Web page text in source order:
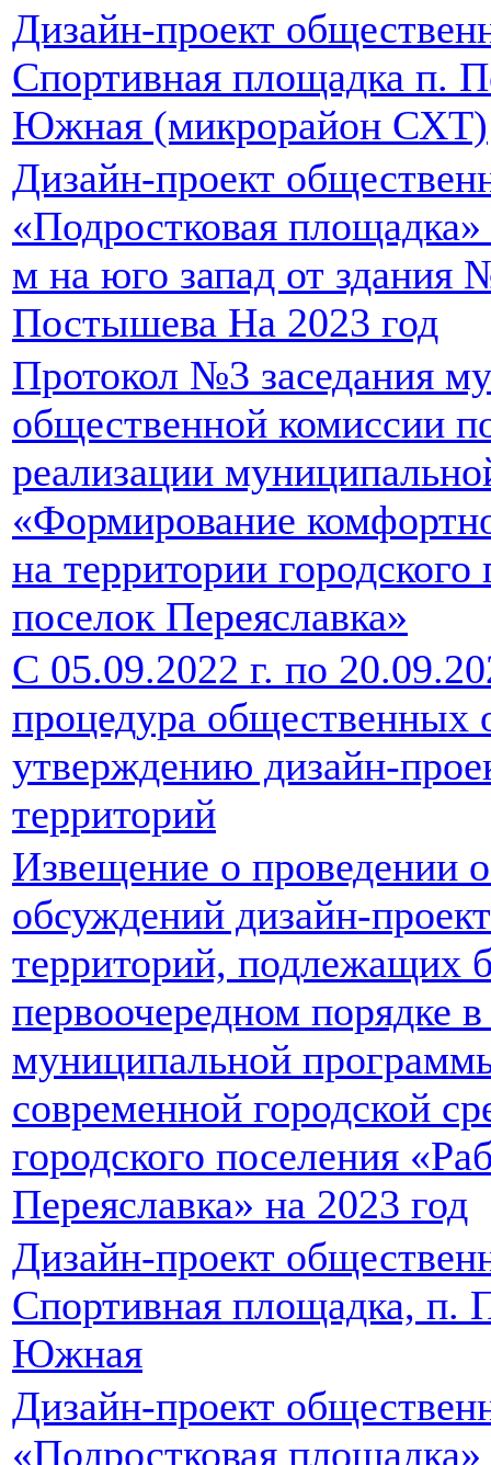
Дизайн-проект
Спортивная площадка п.
Южная (микрорайон СХТ)
Дизайн-проект
«Подростковая
м на юго запад от здания
Постышева На 2023 год
Протокол №3 заседания
общественной комиссии
реализации
«Формирование
на территории
поселок Переяславка»
С 05.09.2022 г. по
процедура общественных
утверждению дизайн-
территорий
Извещение о проведении
обсуждений дизайн-
территорий, подлежащих
первоочередном порядке
муниципальной
современной городской
городского поселения
Переяславка» на 2023 год
Дизайн-проект
Спортивная площадка, п.
Южная
Дизайн-проект
«Подростковая